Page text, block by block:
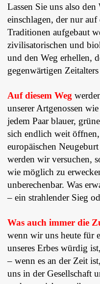
Lassen Sie uns also
einschlagen, der nur
Traditionen aufgebaut
zivilisatorischen und
und den Weg erhellen,
gegenwärtigen
Auf diesem Weg
unserer Artgenossen
jedem Paar blauer,
sich endlich weit
europäischen
werden wir versuchen,
wie möglich zu
unberechenbar. Was
– ein strahlender Sieg
Was auch immer die
wenn wir uns heute für
unseres Erbes würdig
– wenn es an der Zeit
uns in der Gesellschaft